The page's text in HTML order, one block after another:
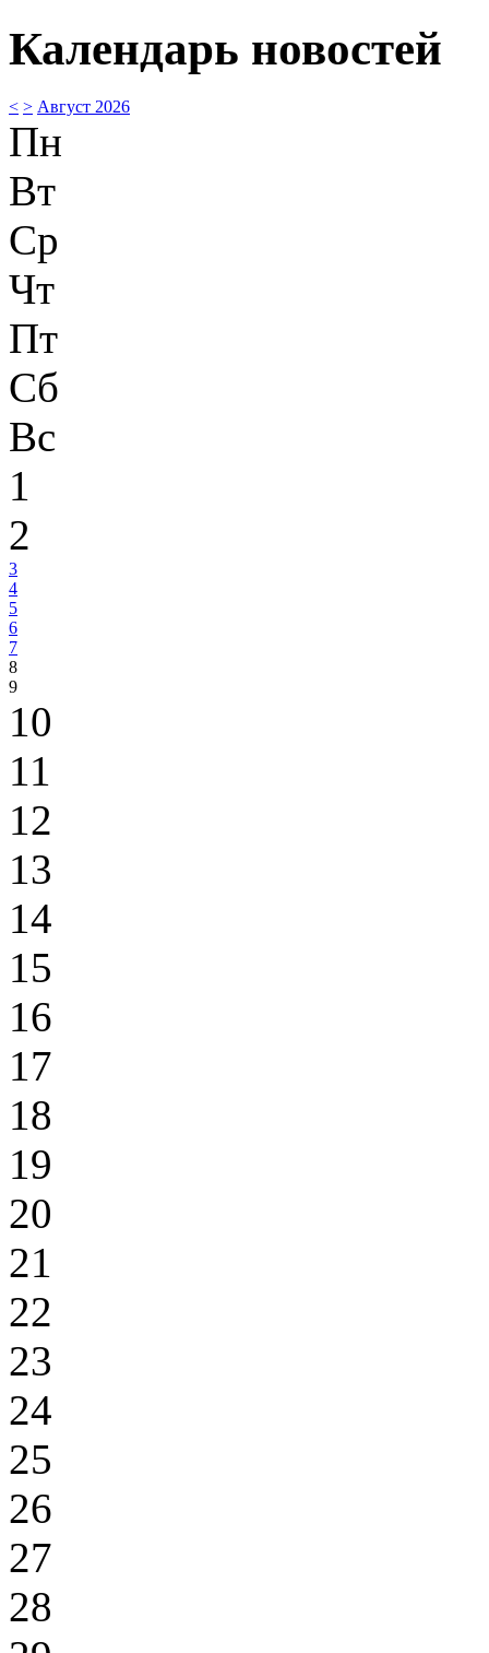
Календарь новостей
< > Август 2026
Пн
Вт
Ср
Чт
Пт
Сб
Вс
1
2
3
4
5
6
7
8
9
10
11
12
13
14
15
16
17
18
19
20
21
22
23
24
25
26
27
28